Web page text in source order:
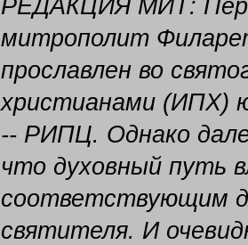
РЕДАКЦИЯ МИТ:
митрополит
прославлен во
христианами (ИПХ)
-- РИПЦ. Однако
что духовный путь
соответствующим
святителя. И